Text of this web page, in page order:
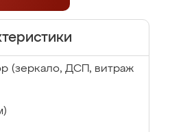
(зеркало, ДСП, витраж